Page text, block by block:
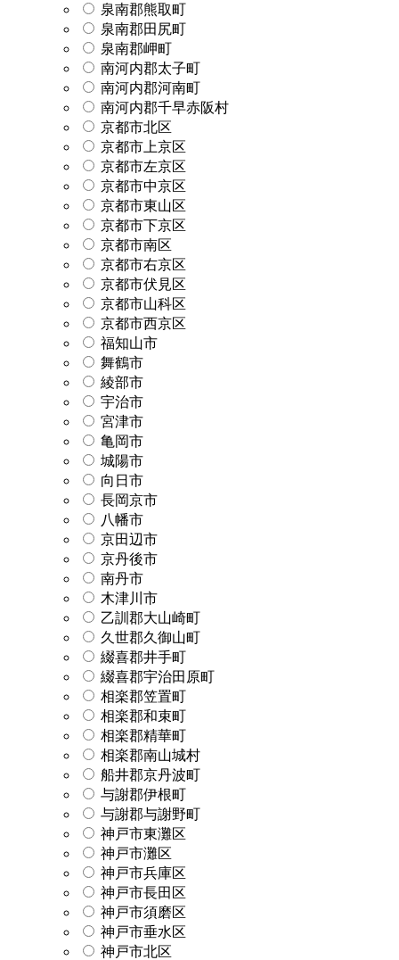
泉南郡熊取町
泉南郡田尻町
泉南郡岬町
南河内郡太子町
南河内郡河南町
南河内郡千早赤阪村
京都市北区
京都市上京区
京都市左京区
京都市中京区
京都市東山区
京都市下京区
京都市南区
京都市右京区
京都市伏見区
京都市山科区
京都市西京区
福知山市
舞鶴市
綾部市
宇治市
宮津市
亀岡市
城陽市
向日市
長岡京市
八幡市
京田辺市
京丹後市
南丹市
木津川市
乙訓郡大山崎町
久世郡久御山町
綴喜郡井手町
綴喜郡宇治田原町
相楽郡笠置町
相楽郡和束町
相楽郡精華町
相楽郡南山城村
船井郡京丹波町
与謝郡伊根町
与謝郡与謝野町
神戸市東灘区
神戸市灘区
神戸市兵庫区
神戸市長田区
神戸市須磨区
神戸市垂水区
神戸市北区